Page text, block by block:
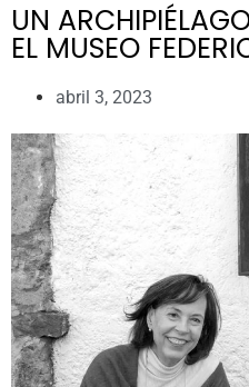
UN
EL MUSEO
abril 3, 2023